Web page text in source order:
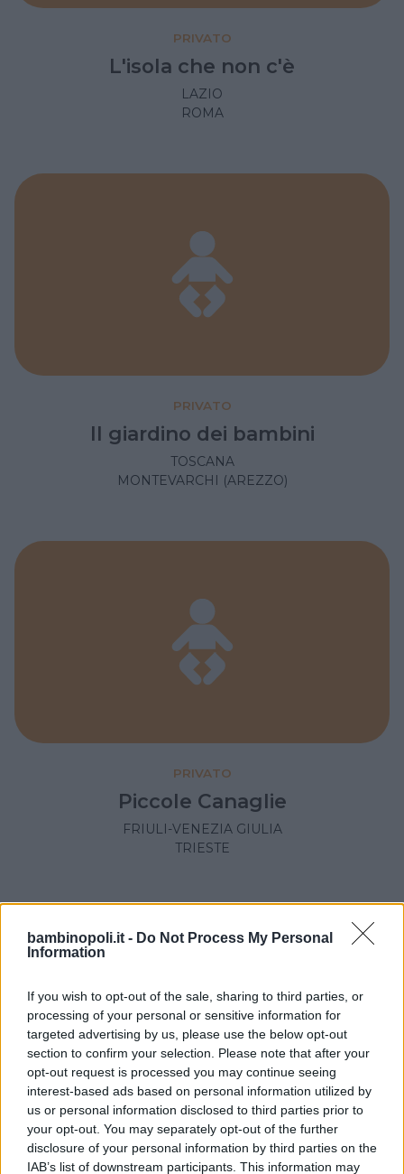
bambinopoli.it - Do Not Process My Personal
Information
If you wish to opt-out of the sale, sharing to third parties, or
processing of your personal or sensitive information for
targeted advertising by us, please use the below opt-out
section to confirm your selection. Please note that after your
opt-out request is processed you may continue seeing
interest-based ads based on personal information utilized by
us or personal information disclosed to third parties prior to
your opt-out. You may separately opt-out of the further
disclosure of your personal information by third parties on the
IAB’s list of downstream participants. This information may
PRIVATO
L'isola che non c'è
LAZIO
ROMA
PRIVATO
Il giardino dei bambini
TOSCANA
MONTEVARCHI (AREZZO)
PRIVATO
Piccole Canaglie
FRIULI-VENEZIA GIULIA
TRIESTE
PRIVATO
Babylandia